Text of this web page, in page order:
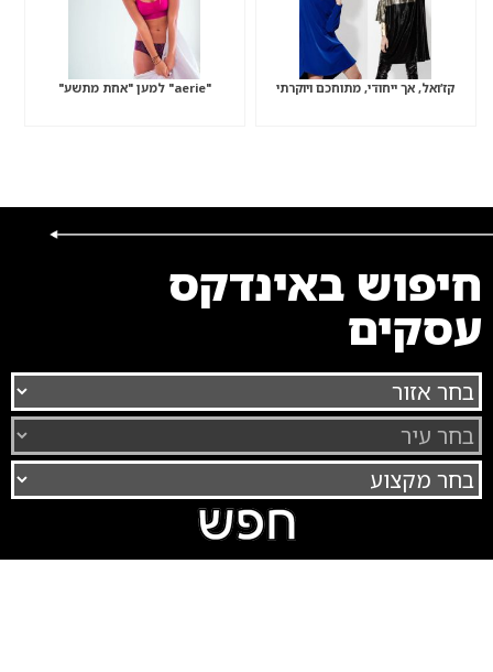
קז’ואל, אך ייחודי, מתוחכם ויוקרתי "aerie" למען "אחת מתשע"
חיפוש באינדקס
עסקים